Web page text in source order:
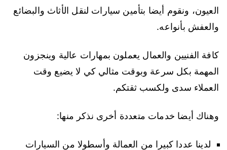
العيون، ونقوم أيضا بتأمين سيارات لنقل الأثاث والبضائع
والعفش بأنواعه.
كافة الفنيين والعمال يعملون بمهارات عالية وينجزون
المهمة بكل سرعة وبوقت مثالي كي لا يضيع وقت
العملاء سدى ولكسب ثقتكم.
وهناك أيضا خدمات متعددة أخرى نذكر منها:
لدينا عددا كبيرا من العمالة وأسطولا من السيارات